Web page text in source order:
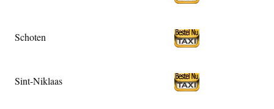
Schoten
Sint-Niklaas